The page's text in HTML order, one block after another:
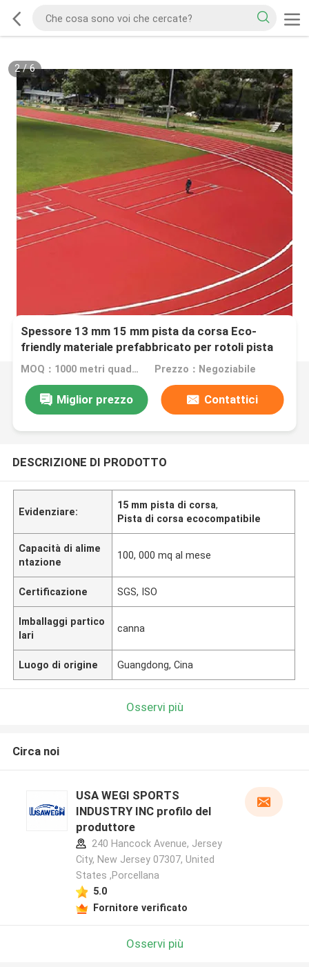
2/6
Spessore 13 mm 15 mm pista da corsa Eco-
friendly materiale prefabbricato per rotoli pista
atletica gomma tartano
MOQ：1000 metri quadrati Prezzo：Negoziabile
Miglior prezzo Contattici
DESCRIZIONE DI PRODOTTO
Evidenziare:
15 mm pista di corsa,
Pista di corsa ecocompatibile
Capacità di alime
ntazione
100, 000 mq al mese
Certificazione SGS, ISO
Imballaggi partico
lari
canna
Luogo di origine Guangdong, Cina
Osservi più
Circa noi
USA WEGI SPORTS
INDUSTRY INC profilo del
produttore
240 Hancock Avenue, Jersey
City, New Jersey 07307, United
States ,Porcellana
5.0
Fornitore verificato
Osservi più